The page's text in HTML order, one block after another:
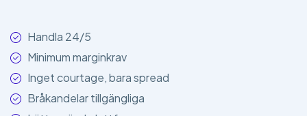
Handla 24/5
Minimum marginkrav
Inget courtage, bara spread
Bråkandelar tillgängliga